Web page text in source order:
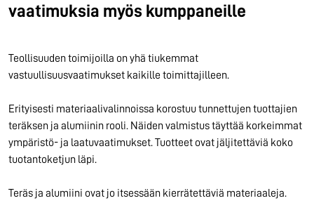
vaatimuksia myös kumppaneille
Teollisuuden toimijoilla on yhä tiukemmat
vastuullisuusvaatimukset kaikille toimittajilleen.
Erityisesti materiaalivalinnoissa korostuu tunnettujen tuottajien
teräksen ja alumiinin rooli. Näiden valmistus täyttää korkeimmat
ympäristö- ja laatuvaatimukset. Tuotteet ovat jäljitettäviä koko
tuotantoketjun läpi.
Teräs ja alumiini ovat jo itsessään kierrätettäviä materiaaleja.